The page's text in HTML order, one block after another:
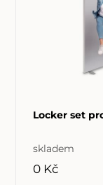
Locker set
skladem
0 Kč